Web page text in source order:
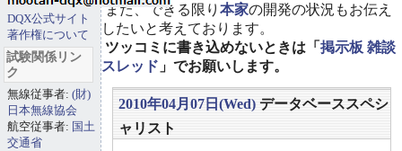
また、できる限り 本家の開発の状況もお伝え
したいと考えております。
ツッコミに書き込めないときは「 掲示板 雑談
スレッド 」でお願いします。
2010年04月07日(Wed) データベーススペシ
ャリスト
DQX公式サイト
著作権について
試験関係リン
ク
無線従事者: (財)
日本無線協会
航空従事者: 国土
交通省